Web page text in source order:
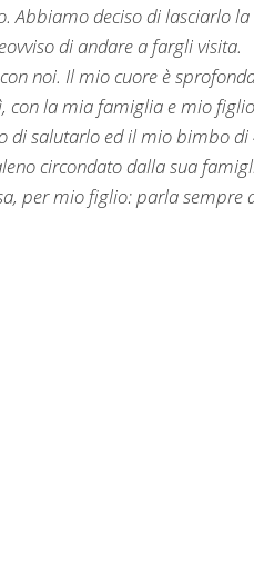
Abbiamo deciso di lasciarlo la
di andare a fargli visita.
noi. Il mio cuore è
con la mia famiglia e mio figlio
di salutarlo ed il mio bimbo di
circondato dalla sua
per mio figlio: parla sempre